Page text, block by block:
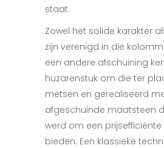
staat.
Zowel het solide karakter
zijn verenigd in die
een andere afschuining
huzarenstuk om die ter
metsen en gerealiseerd
afgeschuinde maatsteen
werd om een
bieden. Een klassieke